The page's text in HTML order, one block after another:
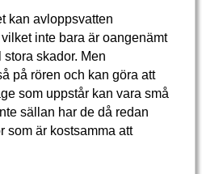
kan avloppsvatten
inte bara är oangenämt
skador. Men
på rören och kan göra att
som uppstår kan vara små
sällan har de då redan
som är kostsamma att